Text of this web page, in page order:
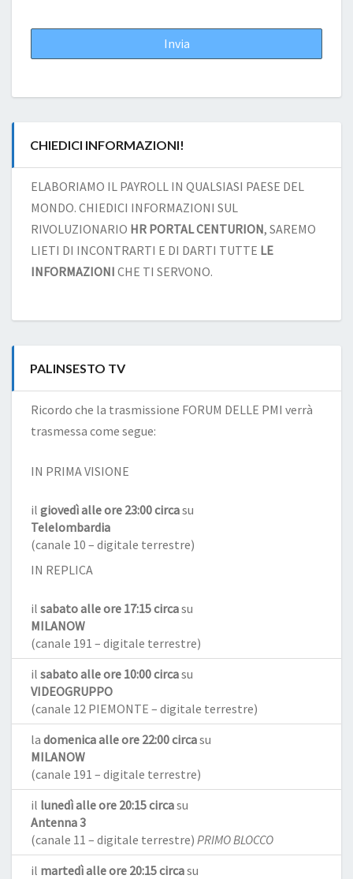
CHIEDICI INFORMAZIONI!
ELABORIAMO IL PAYROLL IN QUALSIASI PAESE DEL
MONDO. CHIEDICI INFORMAZIONI SUL
RIVOLUZIONARIO HR PORTAL CENTURION, SAREMO
LIETI DI INCONTRARTI E DI DARTI TUTTE LE
INFORMAZIONI CHE TI SERVONO.
PALINSESTO TV
Ricordo che la trasmissione FORUM DELLE PMI verrà
trasmessa come segue:
IN PRIMA VISIONE
il giovedì alle ore 23:00 circasu
Telelombardia
(canale 10 – digitale terrestre)
IN REPLICA
il sabato alle ore 17:15 circasu
MILANOW
(canale 191 – digitale terrestre)
il sabato alle ore 10:00 circasu
VIDEOGRUPPO
(canale 12 PIEMONTE – digitale terrestre)
la domenica alle ore 22:00 circasu
MILANOW
(canale 191 – digitale terrestre)
il lunedì alle ore 20:15 circasu
Antenna 3
(canale 11 – digitale terrestre) PRIMO BLOCCO
il martedì alle ore 20:15 circasu